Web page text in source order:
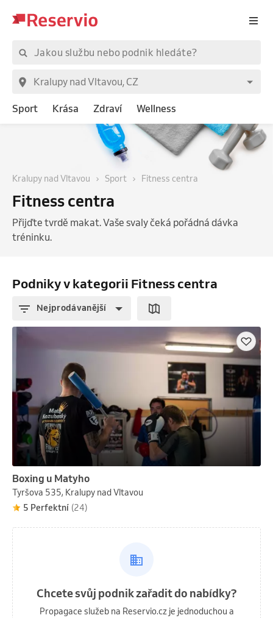
Sport Krása Zdraví Wellness
Kralupy nad Vltavou Sport Fitness centra
Fitness centra
Přijďte tvrdě makat. Vaše svaly čeká pořádná dávka
tréninku.
Podniky v kategorii Fitness centra
Nejprodávanější
Boxing u Matyho
Tyršova 535, Kralupy nad Vltavou
5 Perfektní (24)
Chcete svůj podnik zařadit do nabídky?
Propagace služeb na Reservio.cz je jednoduchou a